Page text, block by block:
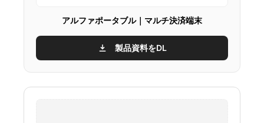
アルファポータブル｜マルチ決済端末
製品資料をDL